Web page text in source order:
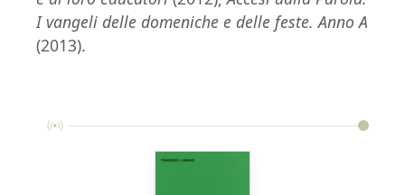
I vangeli delle domeniche e delle feste. Anno A
(2013).